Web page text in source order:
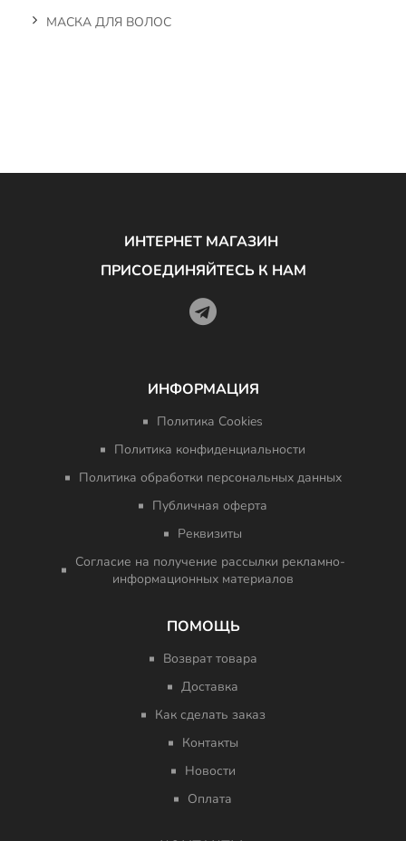
МАСКА ДЛЯ ВОЛОС
ИНТЕРНЕТ МАГАЗИН
ПРИСОЕДИНЯЙТЕСЬ К НАМ
ИНФОРМАЦИЯ
Политика Cookies
Политика конфиденциальности
Политика обработки персональных данных
Публичная оферта
Реквизиты
Согласие на получение рассылки рекламно-
информационных материалов
ПОМОЩЬ
Возврат товара
Доставка
Как сделать заказ
Контакты
Новости
Оплата